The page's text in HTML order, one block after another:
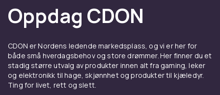
lommebokfunksjon. Kombiner med en herdet
glasskjermbeskyttelse for komplett
beskyttelse. Se hele utvalget av
tilbehør hos CDON.
MagSafe-lading og trådløse
ladere til iPhone 15 Plus
Oppdag CDON
CDON er Nordens ledende markedsplass, og vi er her for
både små hverdagsbehov og store drømmer. Her finner du et
stadig større utvalg av produkter innen alt fra gaming, leker
og elektronikk til hage, skjønnhet og produkter til kjæledyr.
Ting for livet, rett og slett.